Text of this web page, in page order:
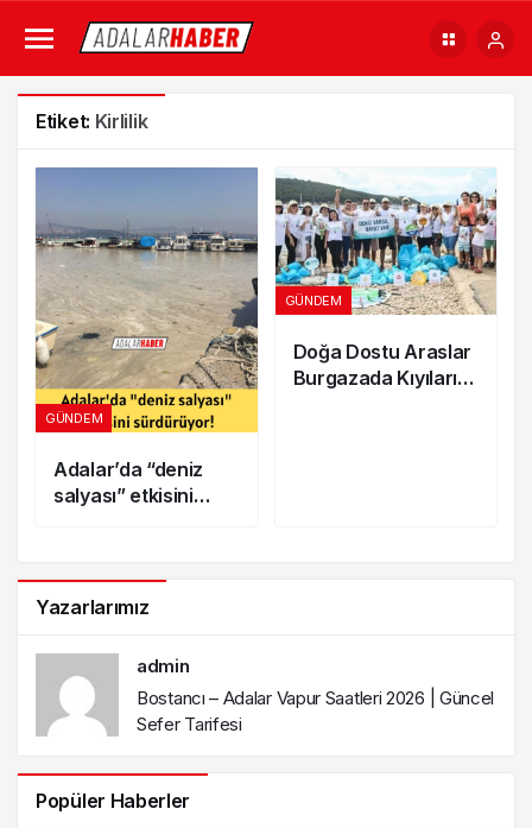
Etiket: Kirlilik
GÜNDEM
Adalar’da “deniz
salyası” etkisini
GÜNDEM
Doğa Dostu Araslar
Burgazada Kıyılarını
Yazarlarımız
admin
Bostancı – Adalar Vapur Saatleri 2026 | Güncel
Sefer Tarifesi
Popüler Haberler